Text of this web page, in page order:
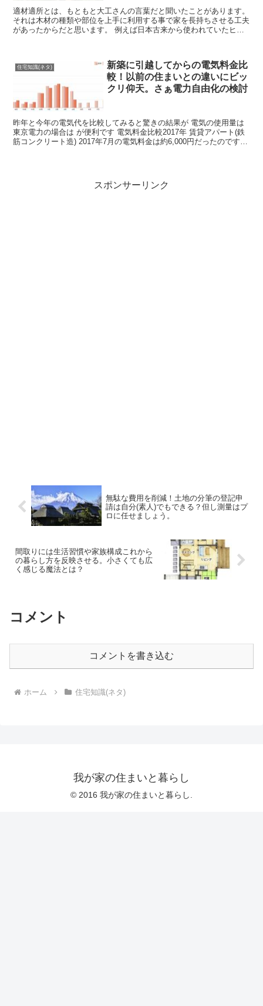
適材適所とは、もともと大工さんの言葉だと聞いたことがあります。
それは木材の種類や部位を上手に利用する事で家を長持ちさせる工夫
があったからだと思います。 例えば日本古来から使われていたヒノ
住宅知識(ネタ)
新築に引越してからの電気料金比
較！以前の住まいとの違いにビッ
クリ仰天。さぁ電力自由化の検討
昨年と今年の電気代を比較してみると驚きの結果が 電気の使用量は
東京電力の場合は が便利です 電気料金比較2017年 賃貸アパート(鉄
筋コンクリート造) 2017年7月の電気料金は約6,000円だったのですが
スポンサーリンク
無駄な費用を削減！土地の分筆の登記申
請は自分(素人)でもできる？但し測量はプ
ロに任せましょう。
間取りには生活習慣や家族構成これから
の暮らし方を反映させる。小さくても広
く感じる魔法とは？
コメント
コメントを書き込む
ホーム 住宅知識(ネタ)
我が家の住まいと暮らし
© 2016 我が家の住まいと暮らし.